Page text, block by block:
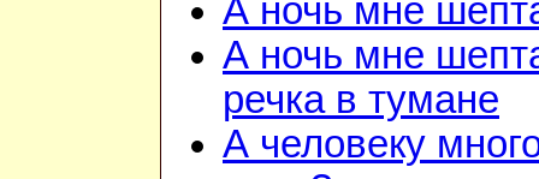
А ночь мне
А ночь мне
речка в тумане
А человеку